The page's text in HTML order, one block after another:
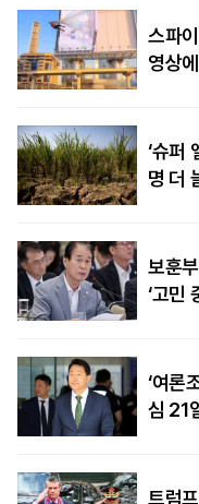
스파
영상
‘슈퍼
명 더
보훈
‘고민
‘여론
심 21
트럼